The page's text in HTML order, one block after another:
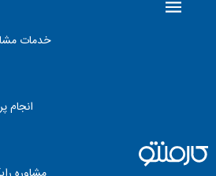
خدمات
انجام